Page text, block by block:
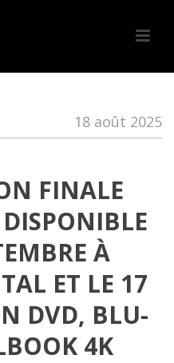
18 août 2025
FINALE
À
ET LE 17
DVD, BLU-
4K